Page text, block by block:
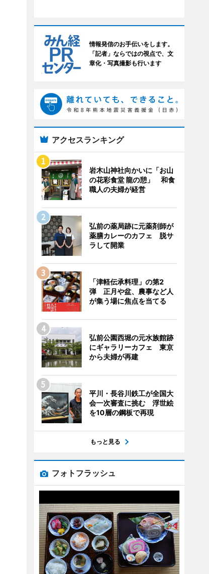
情報発信のお手伝いをします。
「記者」ならではの視点で、文
章化・写真撮影も行います
アクセスランキング
岩木山神社向かいに「お山
の花彩食堂 龍の憩」 和食
職人の夫婦が経営
弘前の薬局跡に元薬剤師が
薬膳カレーのカフェ 脱サ
ラして開業
「津軽伝承料理」の第2
弾 正月や盆、農事など人
が集う場に焦点を当てる
弘前公園西堀の元水族館跡
にギャラリーカフェ 東京
から夫婦が再建
平川・長谷川鉄工が全国大
会一次審査に挑む 浮世絵
を10層の鋼板で再現
もっと見る
フォトフラッシュ